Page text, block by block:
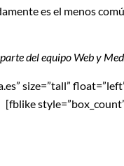
es el menos
del equipo Web y
size=”tall”